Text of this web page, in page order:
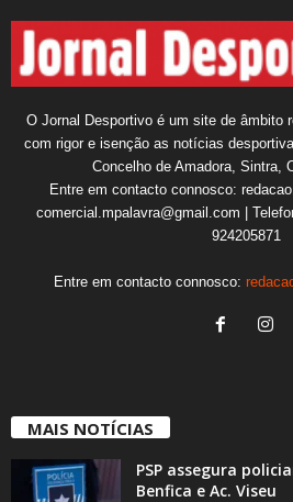
O Jornal Desportivo é um site de âmbito
com rigor e isenção as notícias
Concelho de Amadora, Sintra,
Entre em contacto connosco:
comercial.mpalavra@gmail.com |
924205871
Entre em contacto connosco:
MAIS NOTÍCIAS
PSP assegura
Benfica e Ac. Viseu